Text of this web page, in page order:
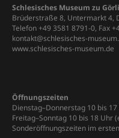
Schlesisches Museum zu
Brüderstraße 8, Untermarkt 4,
Telefon +49 3581 8791-0, Fax
kontakt@schlesisches-
www.schlesisches-museum.de
Öffnungszeiten
Dienstag–Donnerstag 10 bis
Freitag–Sonntag 10 bis 18 Uhr
Sonderöffnungszeiten im